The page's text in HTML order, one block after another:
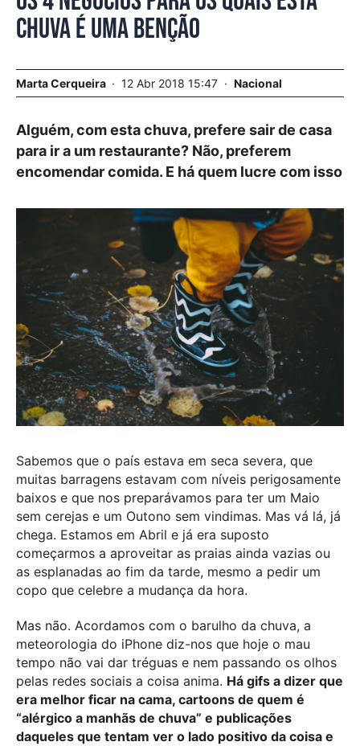
chuva é uma benção
Marta Cerqueira 12 Abr 2018 15:47 Nacional
Alguém, com esta chuva, prefere sair de casa
para ir a um restaurante? Não, preferem
encomendar comida. E há quem lucre com isso
Sabemos que o país estava em seca severa, que
muitas barragens estavam com níveis perigosamente
baixos e que nos preparávamos para ter um Maio
sem cerejas e um Outono sem vindimas. Mas vá lá, já
chega. Estamos em Abril e já era suposto
começarmos a aproveitar as praias ainda vazias ou
as esplanadas ao fim da tarde, mesmo a pedir um
copo que celebre a mudança da hora.
Mas não. Acordamos com o barulho da chuva, a
meteorologia do iPhone diz-nos que hoje o mau
tempo não vai dar tréguas e nem passando os olhos
pelas redes sociais a coisa anima. Há gifs a dizer que
era melhor ficar na cama, cartoons de quem é
“alérgico a manhãs de chuva” e publicações
daqueles que tentam ver o lado positivo da coisa e